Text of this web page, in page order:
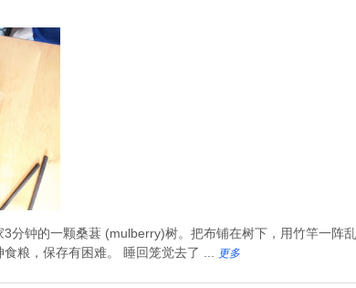
分钟的一颗桑葚 (mulberry)树。把布铺在树下，用竹竿一阵
粮，保存有困难。 睡回笼觉去了 ...
更多